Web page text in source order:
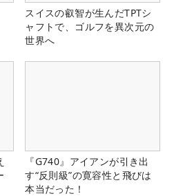
スイスの叡智が生んだTPTシ
ャフトで、ゴルフを異次元の
世界へ
『G740』アイアンが引き出
す“反則級”の寛容性と飛びは
本当だった！